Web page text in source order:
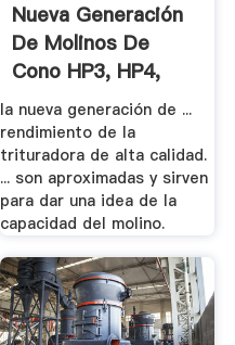
Nueva Generación
De Molinos De
Cono HP3, HP4,
HP5 .
la nueva generación de ...
rendimiento de la
trituradora de alta calidad.
... son aproximadas y sirven
para dar una idea de la
capacidad del molino.